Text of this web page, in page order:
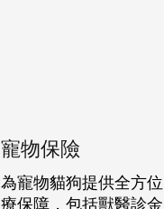
寵物保險
為寵物貓狗提供全方